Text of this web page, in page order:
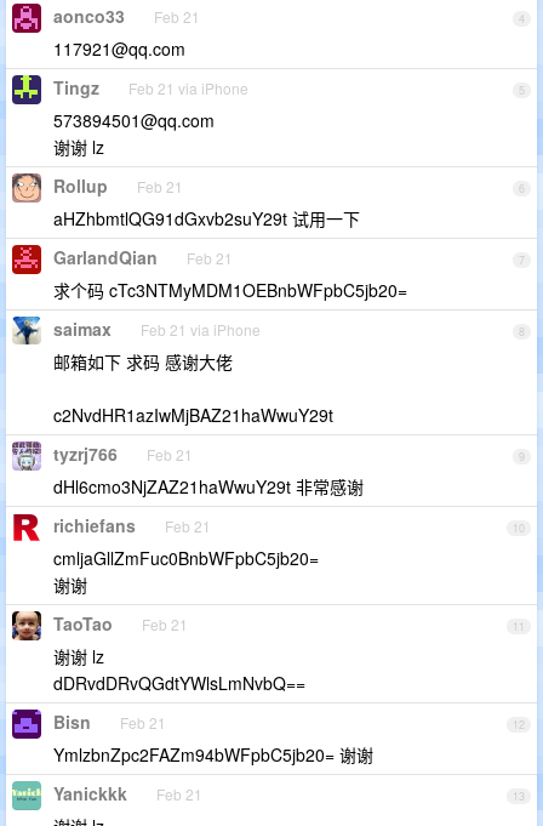
4
aonco33 Feb 21
117921@qq.com
5
Tingz Feb 21 via iPhone
573894501@qq.com
谢谢 lz
6
Rollup Feb 21
aHZhbmtlQG91dGxvb2suY29t 试用一下
7
GarlandQian Feb 21
求个码 cTc3NTMyMDM1OEBnbWFpbC5jb20=
8
saimax Feb 21 via iPhone
邮箱如下 求码 感谢大佬
c2NvdHR1azIwMjBAZ21haWwuY29t
9
tyzrj766 Feb 21
dHl6cmo3NjZAZ21haWwuY29t 非常感谢
10
richiefans Feb 21
cmljaGllZmFuc0BnbWFpbC5jb20=
谢谢
11
TaoTao Feb 21
谢谢 lz
dDRvdDRvQGdtYWlsLmNvbQ==
12
Bisn Feb 21
YmlzbnZpc2FAZm94bWFpbC5jb20= 谢谢
13
Yanickkk Feb 21